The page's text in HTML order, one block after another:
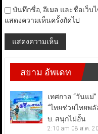
บันทึกชื่อ, อีเมล และชื่อเว็บ
แสดงความเห็นครั้งถัดไป
สยาม อัพเดท
เทศกาล “วันแม่
“ไทยช่วยไทยพ
บ. สนุกไม่อั้น
2:10 am 08 ส.ค.